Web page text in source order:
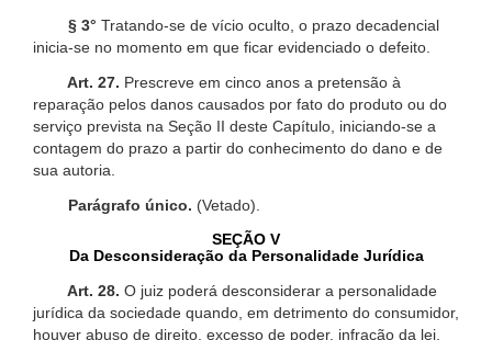
§ 3° Tratando-se de vício oculto, o prazo decadencial
inicia-se no momento em que ficar evidenciado o defeito.
Art. 27. Prescreve em cinco anos a pretensão à
reparação pelos danos causados por fato do produto ou do
serviço prevista na Seção II deste Capítulo, iniciando-se a
contagem do prazo a partir do conhecimento do dano e de
sua autoria.
Parágrafo único. (Vetado).
SEÇÃO V
Da Desconsideração da Personalidade Jurídica
Art. 28. O juiz poderá desconsiderar a personalidade
jurídica da sociedade quando, em detrimento do consumidor,
houver abuso de direito, excesso de poder, infração da lei,